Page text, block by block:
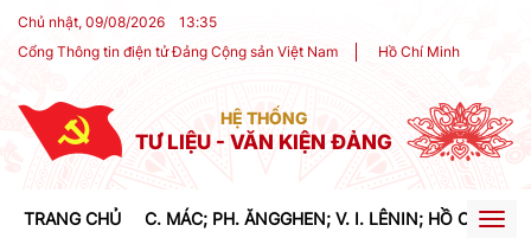
Chủ nhật, 09/08/2026 13:35
Cổng Thông tin điện tử Đảng Cộng sản Việt Nam
Hồ Chí Minh
HỆ THỐNG
TƯ LIỆU - VĂN KIỆN ĐẢNG
TRANG CHỦ C. MÁC; PH. ĂNGGHEN; V. I. LÊNIN; HỒ CHÍ